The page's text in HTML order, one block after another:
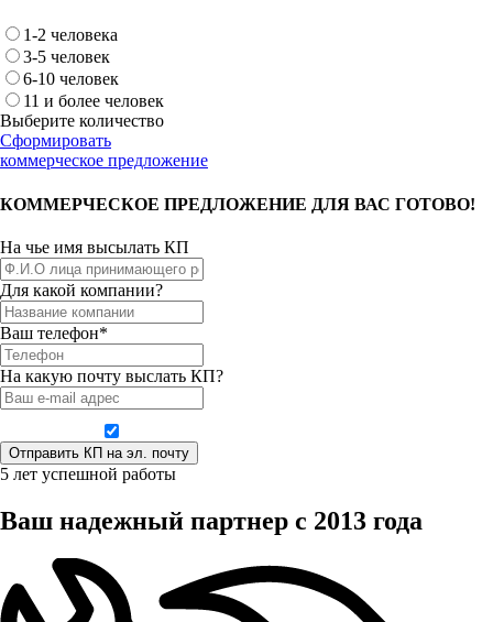
1-2 человека
3-5 человек
6-10 человек
11 и более человек
Выберите количество
Сформировать
коммерческое предложение
КОММЕРЧЕСКОЕ ПРЕДЛОЖЕНИЕ ДЛЯ ВАС ГОТОВО!
На чье имя высылать КП
Для какой компании?
Ваш телефон*
На какую почту выслать КП?
5 лет успешной работы
Ваш надежный партнер с 2013 года